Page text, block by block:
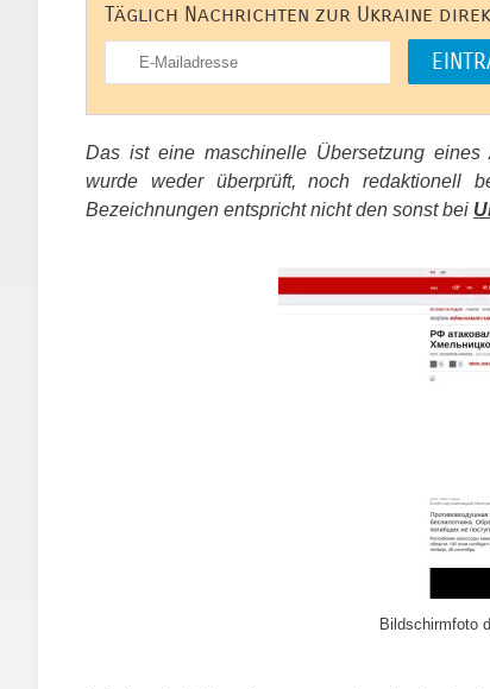
Täglich Nachrichten zur Ukraine
Das ist eine maschinelle Übersetzung eines
wurde weder überprüft, noch redaktionell
Bezeichnungen entspricht nicht den sonst bei
Bildschirmfoto